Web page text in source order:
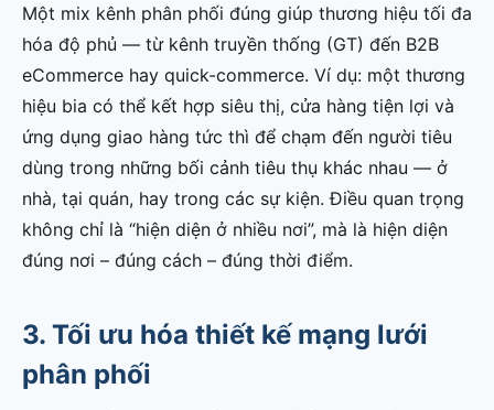
Một mix kênh phân phối đúng giúp thương hiệu tối đa
hóa độ phủ — từ kênh truyền thống (GT) đến B2B
eCommerce hay quick-commerce. Ví dụ: một thương
hiệu bia có thể kết hợp siêu thị, cửa hàng tiện lợi và
ứng dụng giao hàng tức thì để chạm đến người tiêu
dùng trong những bối cảnh tiêu thụ khác nhau — ở
nhà, tại quán, hay trong các sự kiện. Điều quan trọng
không chỉ là “hiện diện ở nhiều nơi”, mà là hiện diện
đúng nơi – đúng cách – đúng thời điểm.
3. Tối ưu hóa thiết kế mạng lưới
phân phối